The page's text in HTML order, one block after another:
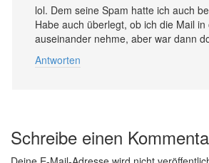
lol. Dem seine Spam hatte ich auch
Habe auch überlegt, ob ich die Mail
auseinander nehme, aber war dann
Antworten
Schreibe einen